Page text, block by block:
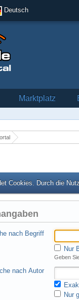
Deutsch
Marktplatz
Cookies. Durch die
nach Begriff
Nur
Geben
nach Autor
Nur